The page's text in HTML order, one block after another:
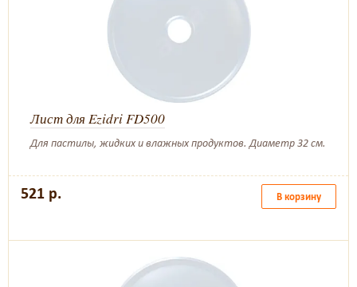
Лист для Ezidri FD500
Для пастилы, жидких и влажных продуктов. Диаметр 32 см.
521 р. В корзину